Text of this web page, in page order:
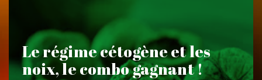
Le régime cétogène et les
noix, le combo gagnant !